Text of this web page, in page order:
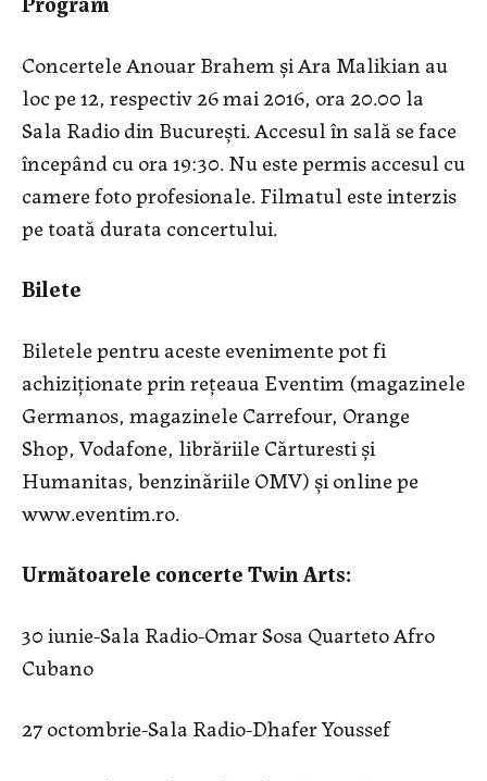
Concertele Anouar Brahem și Ara Malikian au
loc pe 12, respectiv 26 mai 2016, ora 20.00 la
Sala Radio din București. Accesul în sală se face
începând cu ora 19:30. Nu este permis accesul cu
camere foto profesionale. Filmatul este interzis
pe toată durata concertului.
Bilete
Biletele pentru aceste evenimente pot fi
achiziţionate prin reţeaua Eventim (magazinele
Germanos, magazinele Carrefour, Orange
Shop, Vodafone, librăriile Cărturesti şi
Humanitas, benzinăriile OMV) şi online pe
www.eventim.ro.
Următoarele concerte Twin Arts:
30 iunie-Sala Radio-Omar Sosa Quarteto Afro
Cubano
27 octombrie-Sala Radio-Dhafer Youssef